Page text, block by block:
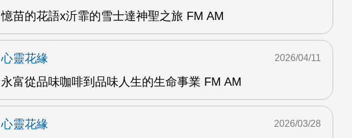
憶苗的花語x沂霏的雪士達神聖之旅 FM AM
心靈花緣
永富從品味咖啡到品味人生的生命事業 FM AM
2026/04/11
心靈花緣
2026/03/28